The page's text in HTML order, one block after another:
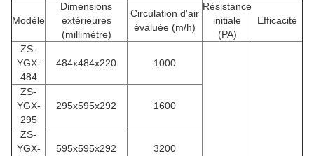
Modèle
Dimensions
extérieures
(millimètre)
Circulation d'air
évaluée (m/h)
Résistance
initiale
(PA)
Efficacité
ZS-
YGX-
484
484x484x220 1000
ZS-
YGX-
295
295x595x292 1600
ZS-
YGX-
595x595x292 3200